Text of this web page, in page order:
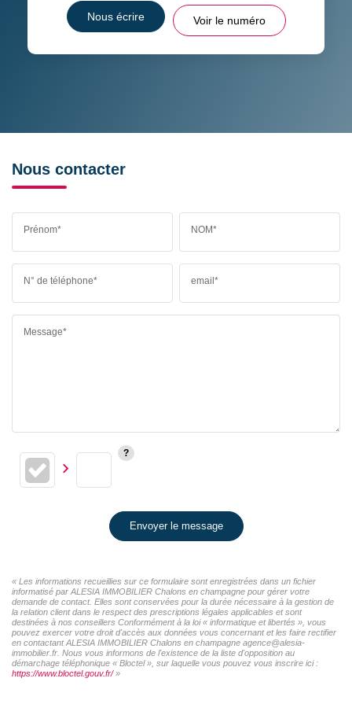
Nous écrire Voir le numéro
Nous contacter
Prénom* NOM*
N° de téléphone* email*
Message*
Envoyer le message
« Les informations recueillies sur ce formulaire sont enregistrées dans un fichier
informatisé par ALESIA IMMOBILIER Chalons en champagne pour gérer votre
demande de contact. Elles sont conservées pour la durée nécessaire à la gestion de
la relation client dans le respect des prescriptions légales applicables et sont
destinées à nos conseillers Conformément à la loi « informatique et libertés », vous
pouvez exercer votre droit d'accès aux données vous concernant et les faire rectifier
en contactant ALESIA IMMOBILIER Chalons en champagne agence@alesia-
immobilier.fr. Nous vous informons de l'existence de la liste d'opposition au
démarchage téléphonique « Bloctel », sur laquelle vous pouvez vous inscrire ici :
https://www.bloctel.gouv.fr/»